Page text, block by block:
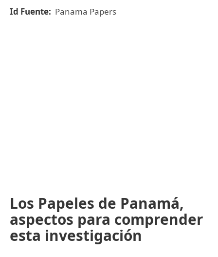
Id Fuente: Panama Papers
Los Papeles de Panamá,
aspectos para comprender
esta investigación